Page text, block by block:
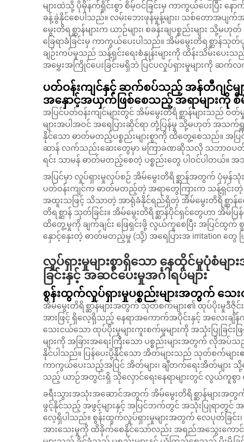
များထဲသို့ ပိုမိုနက်ရှိုင်းစွာ စိမ့်ဝင်ခြင်းမှ ကာကွယ်ပေးပြီး
ခန့်ခွဲနိုင်စေပါသည်။ လမ်းဘေးဖုန်မှုန့်များ၊ သစ်တောအပျက်အ
မွေးတိရစ္ဆာန်များက ယာဉ်များ၊ စခန်းချပစ္စည်းများ သို့
ခြေရာခံခြင်းမှ ကာကွယ်ပေးပါသည်။ အိမ်မွေးတိရစ္ဆာန်
ချဉ်းကပ်မှုသည် သန့်ရှင်းရေးစံနှုန်းများကို ထိန်းသိမ်းပေးသ
အမွှေးအကြိုင်ပေးခြင်းမရှိဘဲ ပြင်ပလှုပ်ရှားမှုများကို ဆက်လ
ပတ်ဝန်းကျင်နှင့် ဆက်စပ်သည့် အန်တီဂျင်မျ
အနှောင့်အယှက်ဖြစ်စေသည့် အရာများကို စီမံ
အပြင်ပတ်ဝန်းကျင်များတွင် အိမ်မွေးတိရိစ္ဆာန်များသည် ဝ
များအပါအဝင် အရေပြားဆိုင်ရာ တုံ့ပြန်မှု သို့မဟုတ် အသက်ရှူ
နိုင်သော ဓာတ်မတည့်ပစ္စည်းများစွာကို ထိတွေ့စေသည်။ အပ
ဆာန် လက်သည်းဆေးတွေမှာ မကြာခဏဆိုသလို သဘာဝပ
ရင်း သာမန် ဓာတ်မတည့်စေတဲ့ ပစ္စည်းတွေ ပါဝင်ပါတယ်။ အ
အပြင်မှာ လှုပ်ရှားမှုလုပ်စဉ် အိမ်မွေးတိရိစ္ဆာန်အတွက် ပုံမှန်
ပတ်ဝန်းကျင်က ဓာတ်မတည့်တဲ့ အရာတွေကြားက သန့်ရှင်းတဲ့
အထူးသဖြင့် သိသာတဲ့ အာရုံခံနိုင်ရည်ရှိတဲ့ အိမ်မွေးတိရိစ္ဆာ
တိရစ္ဆာန် သုတ်ခြင်း။ အိမ်မွေးတိရိစ္ဆာန်ပိုင်ရှင်တွေဟာ အိမ်ပ
ထိတွေ့မှုကို ချက်ချင်း ဖြေရှင်းဖို့ လွယ်ကူစေပြီး အပြင်ထွ
နှောင့်နှေးတဲ့ ဓာတ်မတည့်မှု (သို့) အရေပြားအ irritation တွေ ဖ
လှုပ်ရှားမှုများစွာရှိသော နေထိုင်မှုပုံ
ခြင်းနှင့် အဆင်ပေးမှုအင်္ဂါရပ်များ
စွန်းထွက်လှုပ်ရှားမှုပစ္စည်းများအတွက် သေ
အိမ်မွေးတိရိစ္ဆာန်များအတွက် သုတ်စက်များ၏ ထုပ်ပိုးမှုဒီဇိုင်
အားဖြင့် ရှိလေ့ရှိသည့် နေရာအကောက်အပိုင်းနှင့် အလေးခ
သေးငယ်သော ထုပ်ပိုးမှုများကူးစက်မှုများကို အသုံးပြုခြင်းဖ
များကို အခြားအရေးကြီးသော ပစ္စည်းများအတွက် လို
နိုင်ပါသည်။ ပြန်ပေးပို့နိုင်သော အိတ်များသည် သုတ်စက်မျာ
ကာကွယ်ပေးသည့်အပြင် အိတ်များ၊ ချီတက်ရေးအိတ်များ
သည့် ယာဉ်အတွင်းရှိ သိုလှောင်ရေးနေရာများတွင် လွယ်ကူစွ
ခရီးသွားအသုံးအဆောင်အတွက် အိမ်မွေးတိရိစ္ဆာန်များအတွ
ဖွင့်နိုင်သည့် အဖွင့်များနှင့် အပြင်ဘက်တွင် အသုံးပြုရာတွင်
လေ့ရှိပါသည်။ စွန်းထွက်လှုပ်ရှားမှုများအတွက် လေပုတ်ခြင်း
အားသေးမှုကို ထိခိုက်စေနိုင်သော်လည်း အရည်အသွေးကောင်း